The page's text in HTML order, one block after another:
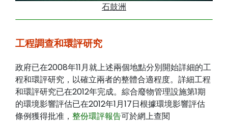
石鼓洲
工程調查和環評研究
政府已在2008年11月就上述兩個地點分別開始詳細的工
程和環評研究，以確立兩者的整體合適程度。詳細工程
和環評研究已在2012年完成。綜合廢物管理設施第1期
的環境影響評估已在2012年1月17日根據環境影響評估
條例獲得批准， 整份環評報告可於網上查閱